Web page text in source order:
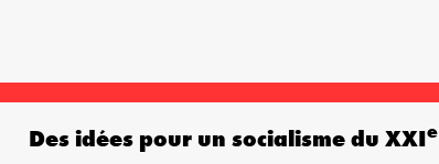
Des idées pour un socialisme du XXIe